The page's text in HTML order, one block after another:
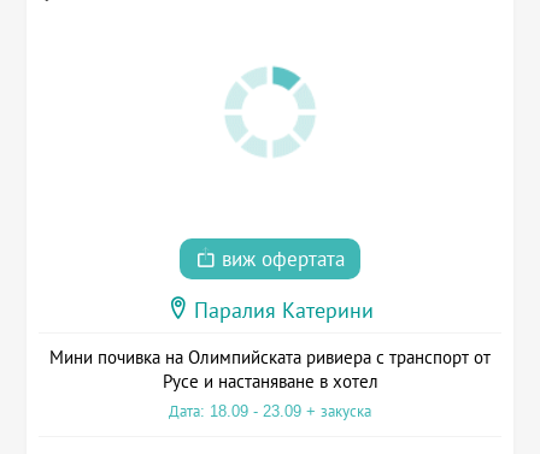
виж офертата
Паралия Катерини
Мини почивка на Олимпийската ривиера с транспорт от
Русе и настаняване в хотел
Дата: 18.09 - 23.09 + закуска